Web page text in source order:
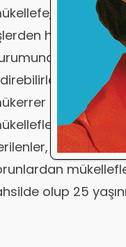
eşine ve
her ikisinin
eşlerden
Ancak
olarak
birlikte
evlat
olup 25